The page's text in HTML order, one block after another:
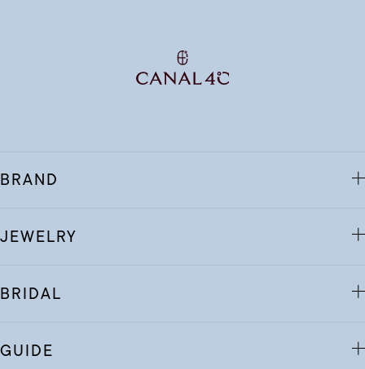
BRAND
JEWELRY
BRIDAL
GUIDE